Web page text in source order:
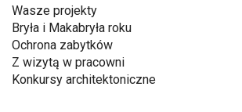
Wasze projekty
Bryła i Makabryła roku
Ochrona zabytków
Z wizytą w pracowni
Konkursy architektoniczne